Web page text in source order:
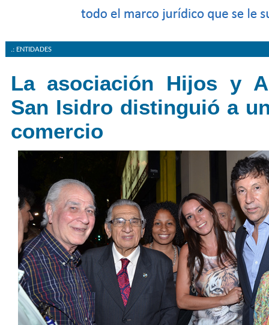
.: ENTIDADES
La asociación Hijos y
San Isidro distinguió a
comercio